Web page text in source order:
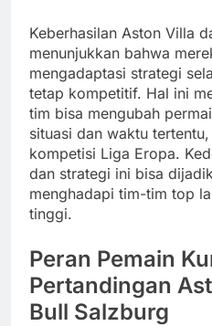
Keberhasilan Aston Villa
menunjukkan bahwa
mengadaptasi strategi
tetap kompetitif. Hal ini
tim bisa mengubah
situasi dan waktu
kompetisi Liga Eropa.
dan strategi ini bisa
menghadapi tim-tim top
tinggi.
Peran Pemain
Pertandingan
Bull Salzburg